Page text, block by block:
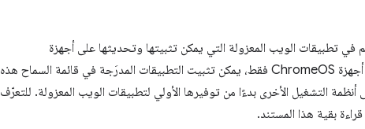
في تطبيقات الويب المعزولة التي يمكن تثبيتها وتحديثها على أجهزة
المستخدمين. اعتبارًا من الإصدار 143 من Chrome على أجهزة ChromeOS فقط، يمكن تثبيت التطبيقات المدرَجة في قائمة السماح هذه
التشغيل الأخرى بدءًا من توفيرها الأولي لتطبيقات الويب المعزولة. للتعرّف
بقية هذا المستند.